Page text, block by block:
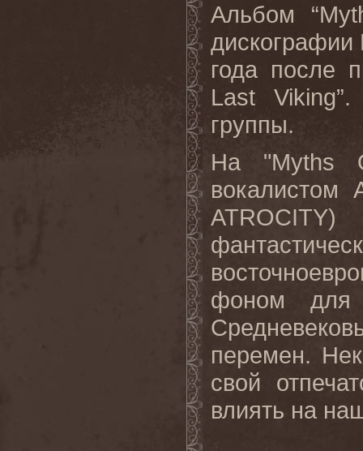
Альбом “
дискографии
года после
Last
Viking”.
группы.
На "Myths
вокалистом
ATROCITY)
фоном для
перемен.
свой
влиять на